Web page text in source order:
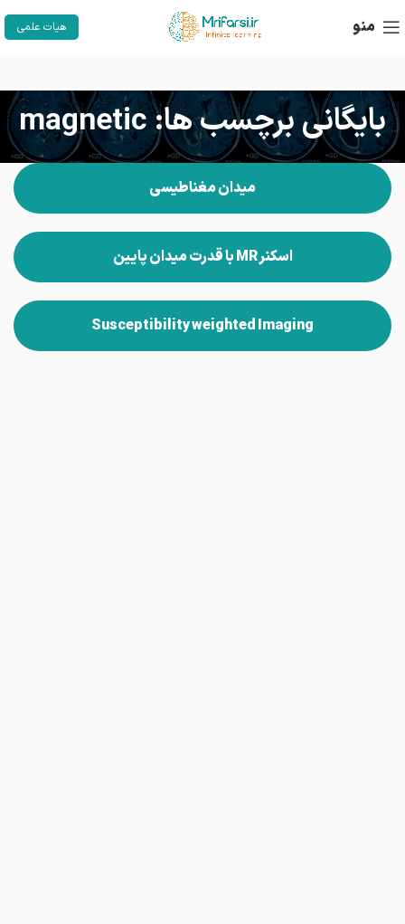
منو هیات علمی
بایگانی برچسب ها: magnetic
میدان مغناطیسی
اسکنر MR با قدرت میدان پایین
Susceptibility weighted Imaging